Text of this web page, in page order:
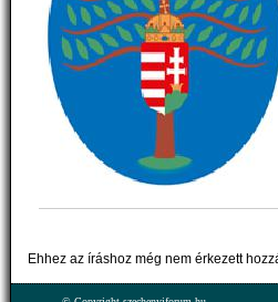
Ehhez az íráshoz még nem érkezett